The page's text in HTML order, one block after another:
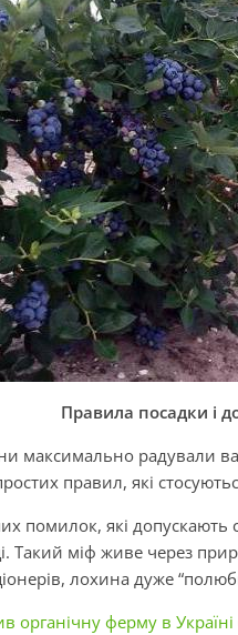
Правила посадки і
максимально радували
правил, які
помилок, які допускають
Такий міф живе через
лохина дуже
органічну ферму в Україні